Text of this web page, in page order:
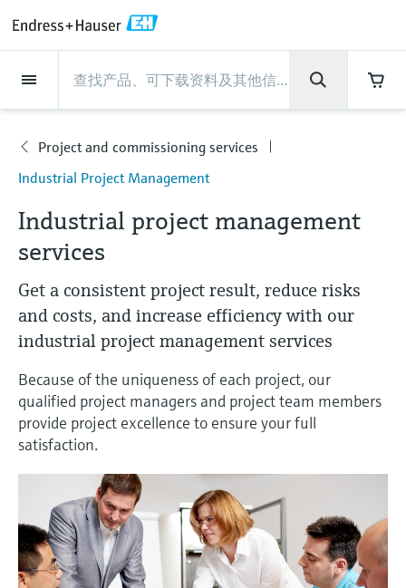
现场仪表
流量
液体分析
温度测量
压力测量
系统产品
光学分析
Netilion IIoT
软件
流量
电磁流量计
超声波流量计
涡街流量计
热式质量流量计
Differential pressure flow
measurement
物位测量
雷达物位测量
导波雷达物位测量
超声波物位测量
电容物位测量
静压液位测量
Conductive level measurement
Float switch level measurement
放射线物位测量
阻旋料位开关
液体分析
pH电极和变送器
浊度传感器和变送器
氯传感器和变送器
溶解氧传感器和变送器
实验室检测仪表和便携式pH计
全自动水质采样仪
TOC、COD和SAC分析仪
ORP电极和变送器
污泥界面传感器和变送器
温度测量
温度变送器
保护套管
高温型温度计
卫生型温度计
紧凑型温度计
温度开关
线缆式温度计
多点温度计
压力测量
绝压和表压测量
选购全部
系统产品
数据管理仪&数据记录仪
电源和安全栅
WirelessHART解决方案
网关和调制解调器
设备配置用平板电脑
能量管理仪和应用管理仪
选购全部
光学分析
TDLAS和QF分析仪
排放监测解决方案
颗粒测量设备
数字分析仪解决方案
过程气体分析仪
空气质量测量装置
视距测量仪
超高探测器
Netilion IIoT
Netilion Value
Netilion Analytics
Netilion Library
Netilion Inventory
Netilion Connect
Netilion Device Viewer
Netilion Water
服务产品
Project and commissioning services
仪表维护
仪表性能优化服务
View all
Project and commissioning
services
仪表调试服务
Industrial Project Management
技术支持服务
远程技术支持
Process Instrumentation Courses
仪表维护
验证服务
预防性维护服务
Repair of measuring instruments
仪表性能优化服务
校准报告分析
动态现场仪表评价和分析服务
行业应用
食品与饮料
石油与天然气：促进能源转型，实
生命科学：创新技术助推卓越运营
化工：深化合作，助推可持续成功
电力与能源
公用工程：可靠使用蒸汽
支持
快速获取服务支持！
技术支持中心 —— Endress+Hauser提供全方
搜索和下载技术手册, 宣传资料, 出版物, 软
件更新, 视频, 证书等各类文件!
学习
学习中心
学习中心 - 探索Endress+Hauser学习平台上
的指导课程与资源，随时随地提升技能。
活动和培训
根据需要，从培训、研讨会、展会、峰会或
在线研讨会等各种活动中灵活选择。
公司
Endress+Hauser集团
集团实力
客户案例
新闻与案例
活动和培训
您的Endress+Hauser职业生涯
Endress+Hauser集团
公司概况
财务业绩
集团管理层
发展历程
文化与价值观
可持续发展
生产中心
物位和压力测量
Endress+Hauser 液体分析
温度+系统产品
Endress+Hauser 数字解决方案
Endress+Hauser 光学分析
Endress+Hauser SICK
集团实力
过程安全性
过程自动化项目流程
My Endress+Hauser
建立电子采购流程，从容应对未来
需求
新闻与案例
新闻与案例总览
新闻稿
事实速览
媒体活动
活动和培训
培训
展览会
在线研讨会和回放
峰会
线下活动
查找市场活动及培训
您的Endress+Hauser职业生
涯
Explore open positions
在Endress+Hauser工作
更多工作机会
德国耶拿分析仪器公司的工作机会
IST创新传感器技术公司的工作机
会
Job opportunities at
Endress+Hauser SICK
务
品
Project and commissioning services
Industrial Project Management
Industrial project management
services
Get a consistent project result, reduce risks
and costs, and increase efficiency with our
industrial project management services
Because of the uniqueness of each project, our
qualified project managers and project team members
provide project excellence to ensure your full
satisfaction.